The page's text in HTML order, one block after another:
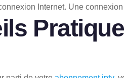
Internet. Une